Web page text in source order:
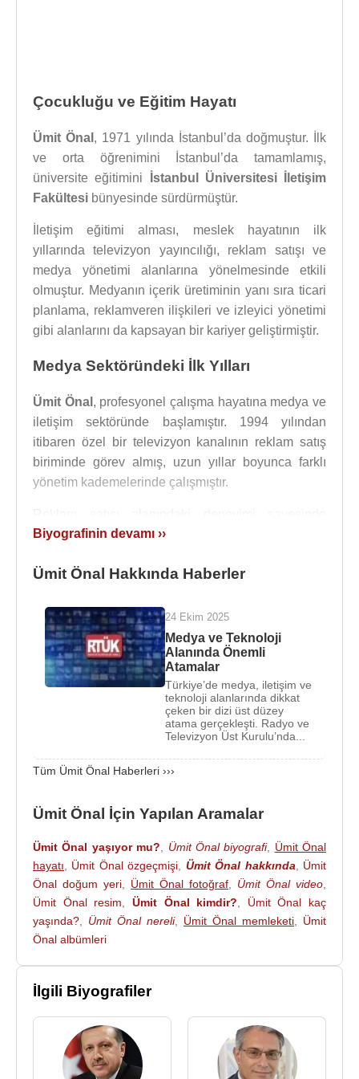
Çocukluğu ve Eğitim Hayatı
Ümit Önal , 1971 yılında İstanbul’da doğmuştur. İlk
ve orta öğrenimini İstanbul’da tamamlamış,
üniversite eğitimini
İstanbul Üniversitesi İletişim
Fakültesi bünyesinde sürdürmüştür.
İletişim eğitimi alması, meslek hayatının ilk
yıllarında televizyon yayıncılığı, reklam satışı ve
medya yönetimi alanlarına yönelmesinde etkili
olmuştur. Medyanın içerik üretiminin yanı sıra ticari
planlama, reklamveren ilişkileri ve izleyici yönetimi
gibi alanlarını da kapsayan bir kariyer geliştirmiştir.
Medya Sektöründeki İlk Yılları
Ümit Önal , profesyonel çalışma hayatına medya ve
iletişim sektöründe başlamıştır. 1994 yılından
itibaren özel bir televizyon kanalının reklam satış
biriminde görev almış, uzun yıllar boyunca farklı
yönetim kademelerinde çalışmıştır.
televizyon kanallarının gelir modelleri, reklamveren
konularında tecrübe kazanmıştır. Bu dönem, onun
görevlerinin temelini oluşturmuştur.
2005-2006 yıllarında ticari organizasyonlar
düzenleyen hizmet şirketlerinde, 2006-2007
döneminde ise eğitim sektöründe yöneticilik
yapmıştır. Farklı alanlardaki bu görevlerin ardından
yeniden medya sektörüne dönmüştür.
Kanal 7 ve Turkuvaz Medya Kariyeri
yöneticilik yaptıktan sonra Haziran 2007’de
Merkez Reklam
şirketlerinden sorumlu Grup
Koordinatörü olarak göreve başlamıştır.
Medya grubununÇalık Holdingtarafından satın
alınmasının ardından göreviniTurkuvaz Medya
Grubu
bünyesinde sürdürmüştür. Burada farklı
Başkanlığı ve İcra Kurulu Üyeliği görevlerini
üstlenmiştir.
2007-2015 yılları arasındaki bu dönem,
Ümit
’ın medya sektöründe üst düzey yönetici olarak
öne çıktığı yıllar olmuştur. Televizyon yayıncılığı,
Biyografinin devamı ››
Ümit Önal Hakkında Haberler
24 Ekim 2025
Medya ve Teknoloji
Alanında Önemli
Atamalar
Türkiye’de medya, iletişim ve
teknoloji alanlarında dikkat
çeken bir dizi üst düzey
atama gerçekleşti. Radyo ve
Televizyon Üst Kurulu’nda...
Tüm Ümit Önal Haberleri ›››
Ümit Önal İçin Yapılan Aramalar
Ümit Önal yaşıyor mu? Ümit Önal biyografi, Ümit Önal
hayatı
Ümit Önal özgeçmişi Ümit Önal hakkında
Ümit
Önal doğum yeri
Ümit Önal fotoğraf Ümit Önal video
Ümit Önal resim
Ümit Önal kimdir?
Ümit Önal kaç
yaşında?
Ümit Önal nereli, Ümit Önal memleketi
Ümit
Önal albümleri
İlgili Biyografiler